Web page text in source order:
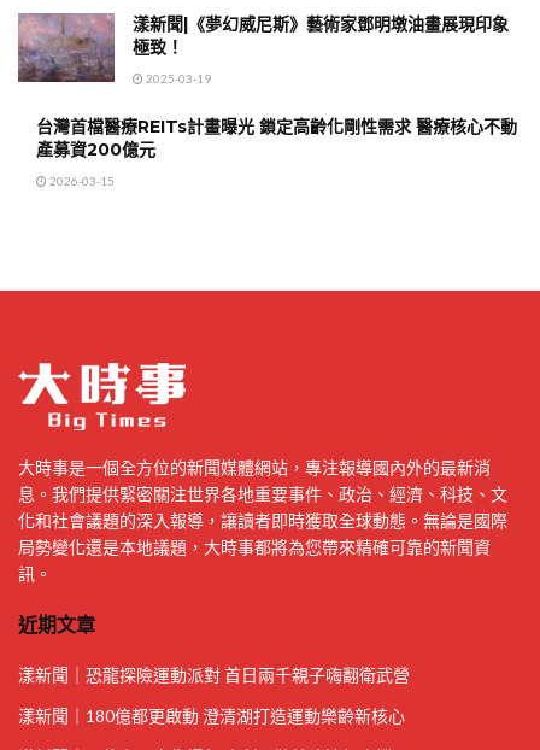
漾新聞|《夢幻威尼斯》藝術家鄧明墩油畫展現印象
極致！
2025-03-19
台灣首檔醫療REITs計畫曝光 鎖定高齡化剛性需求 醫療核心不動
產募資200億元
2026-03-15
大時事是一個全方位的新聞媒體網站，專注報導國內外的最新消
息。我們提供緊密關注世界各地重要事件、政治、經濟、科技、文
化和社會議題的深入報導，讓讀者即時獲取全球動態。無論是國際
局勢變化還是本地議題，大時事都將為您帶來精確可靠的新聞資
訊。
近期文章
漾新聞｜恐龍探險運動派對 首日兩千親子嗨翻衛武營
漾新聞｜180億都更啟動 澄清湖打造運動樂齡新核心